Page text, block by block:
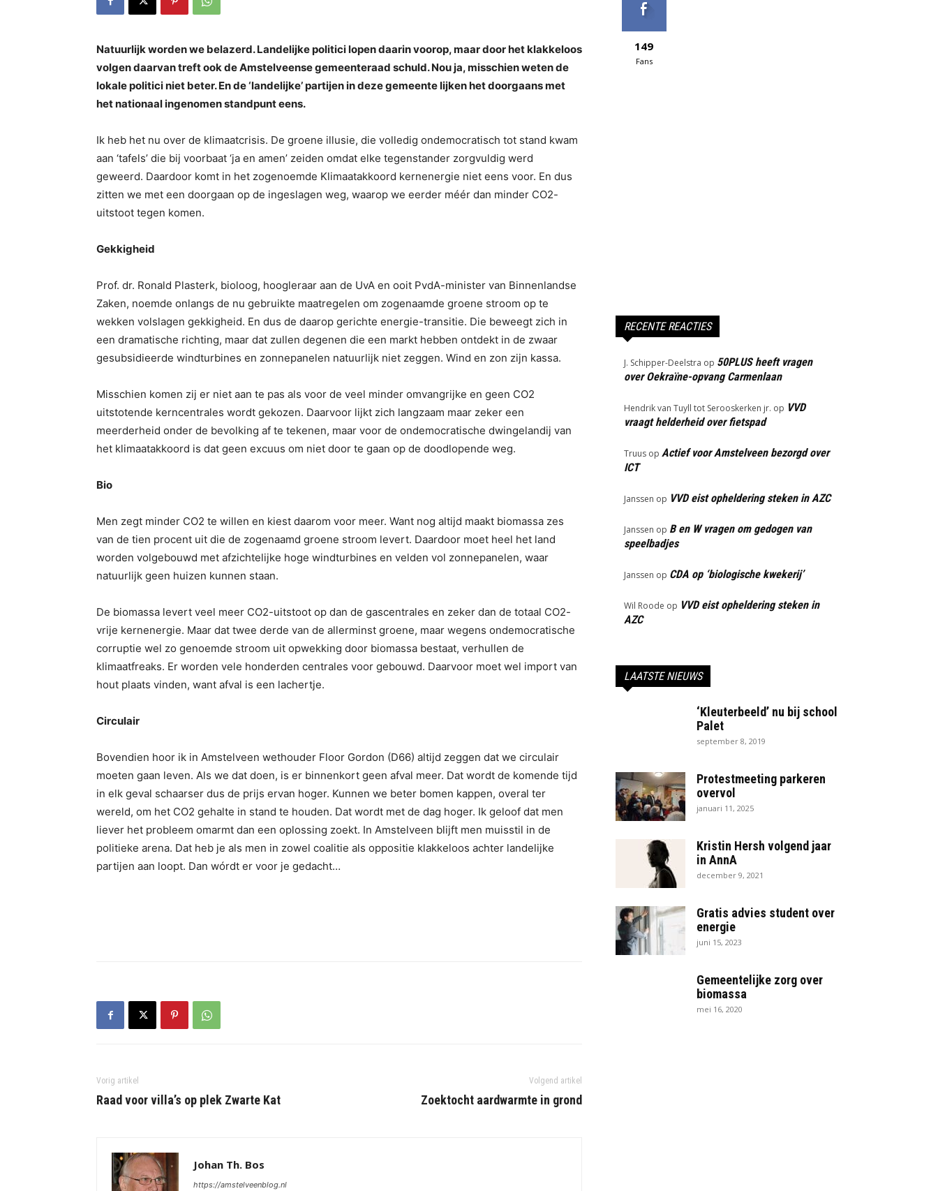
Natuurlijk worden we belazerd. Landelijke politici lopen daarin voorop, maar door het klakkeloos
volgen daarvan treft ook de Amstelveense gemeenteraad schuld. Nou ja, misschien weten de
lokale politici niet beter. En de ‘landelijke’ partijen in deze gemeente lijken het doorgaans met
het nationaal ingenomen standpunt eens.
Ik heb het nu over de klimaatcrisis. De groene illusie, die volledig ondemocratisch tot stand kwam
aan ‘tafels’ die bij voorbaat ‘ja en amen’ zeiden omdat elke tegenstander zorgvuldig werd
geweerd. Daardoor komt in het zogenoemde Klimaatakkoord kernenergie niet eens voor. En dus
zitten we met een doorgaan op de ingeslagen weg, waarop we eerder méér dan minder CO2-
uitstoot tegen komen.
Gekkigheid
Prof. dr. Ronald Plasterk, bioloog, hoogleraar aan de UvA en ooit PvdA-minister van Binnenlandse
Zaken, noemde onlangs de nu gebruikte maatregelen om zogenaamde groene stroom op te
wekken volslagen gekkigheid. En dus de daarop gerichte energie-transitie. Die beweegt zich in
een dramatische richting, maar dat zullen degenen die een markt hebben ontdekt in de zwaar
gesubsidieerde windturbines en zonnepanelen natuurlijk niet zeggen. Wind en zon zijn kassa.
Misschien komen zij er niet aan te pas als voor de veel minder omvangrijke en geen CO2
uitstotende kerncentrales wordt gekozen. Daarvoor lijkt zich langzaam maar zeker een
meerderheid onder de bevolking af te tekenen, maar voor de ondemocratische dwingelandij van
het klimaatakkoord is dat geen excuus om niet door te gaan op de doodlopende weg.
Bio
Men zegt minder CO2 te willen en kiest daarom voor meer. Want nog altijd maakt biomassa zes
van de tien procent uit die de zogenaamd groene stroom levert. Daardoor moet heel het land
worden volgebouwd met afzichtelijke hoge windturbines en velden vol zonnepanelen, waar
natuurlijk geen huizen kunnen staan.
De biomassa levert veel meer CO2-uitstoot op dan de gascentrales en zeker dan de totaal CO2-
vrije kernenergie. Maar dat twee derde van de allerminst groene, maar wegens ondemocratische
corruptie wel zo genoemde stroom uit opwekking door biomassa bestaat, verhullen de
klimaatfreaks. Er worden vele honderden centrales voor gebouwd. Daarvoor moet wel import van
hout plaats vinden, want afval is een lachertje.
Circulair
Bovendien hoor ik in Amstelveen wethouder Floor Gordon (D66) altijd zeggen dat we circulair
moeten gaan leven. Als we dat doen, is er binnenkort geen afval meer. Dat wordt de komende tijd
in elk geval schaarser dus de prijs ervan hoger. Kunnen we beter bomen kappen, overal ter
wereld, om het CO2 gehalte in stand te houden. Dat wordt met de dag hoger. Ik geloof dat men
liever het probleem omarmt dan een oplossing zoekt. In Amstelveen blijft men muisstil in de
politieke arena. Dat heb je als men in zowel coalitie als oppositie klakkeloos achter landelijke
partijen aan loopt. Dan wórdt er voor je gedacht…
Vorig artikel
Raad voor villa’s op plek Zwarte Kat
Volgend artikel
Zoektocht aardwarmte in grond
Johan Th. Bos
https://amstelveenblog.nl
149
Fans
RECENTE REACTIES
J. Schipper-Deelstra op 50PLUS heeft vragen
over Oekraïne-opvang Carmenlaan
Hendrik van Tuyll tot Serooskerken jr. op VVD
vraagt helderheid over fietspad
Truus op Actief voor Amstelveen bezorgd over
ICT
Janssen op VVD eist opheldering steken in AZC
Janssen op B en W vragen om gedogen van
speelbadjes
Janssen op CDA op ‘biologische kwekerij’
Wil Roode op VVD eist opheldering steken in
AZC
LAATSTE NIEUWS
‘Kleuterbeeld’ nu bij school
Palet
september 8, 2019
Protestmeeting parkeren
overvol
januari 11, 2025
Kristin Hersh volgend jaar
in AnnA
december 9, 2021
Gratis advies student over
energie
juni 15, 2023
Gemeentelijke zorg over
biomassa
mei 16, 2020